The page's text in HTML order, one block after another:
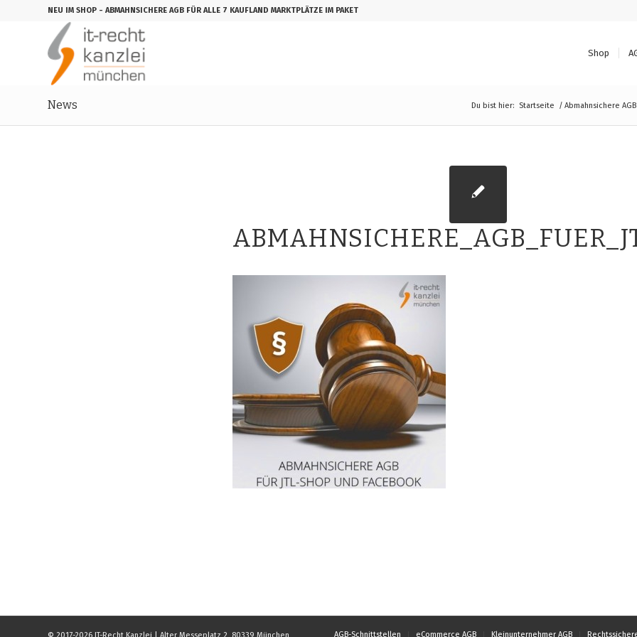
NEU IM SHOP - ABMAHNSICHERE AGB FÜR ALLE 7 KAUFLAND MARKTPLÄTZE IM PAKET
Shop
News Du bist hier: Startseite / Abmahnsichere
© 2017-2026 IT-Recht Kanzlei | Alter Messeplatz 2, 80339 München AGB-Schnittstellen eCommerce AGB Kleinunternehmer AGB